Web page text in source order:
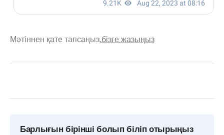
Мәтіннен қате тапсаңыз,бізге жазыңыз
Барлығын бірінші болып біліп отырыңыз